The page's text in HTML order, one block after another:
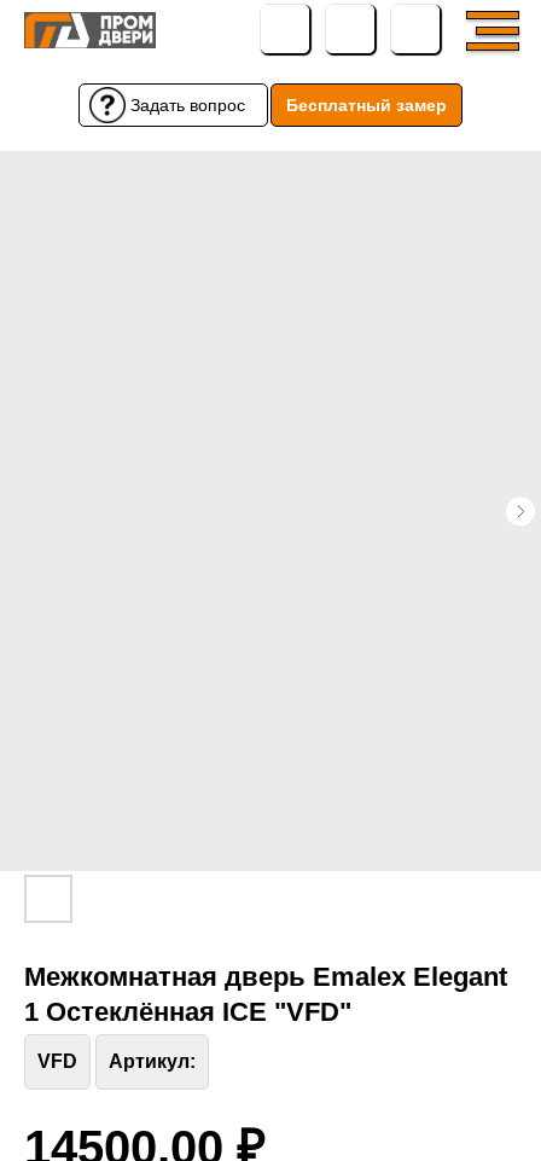
Задать вопрос Бесплатный замер
Задать вопрос
Межкомнатная дверь Emalex Elegant
1 Остеклённая ICE "VFD"
VFD Артикул:
14500,00 ₽